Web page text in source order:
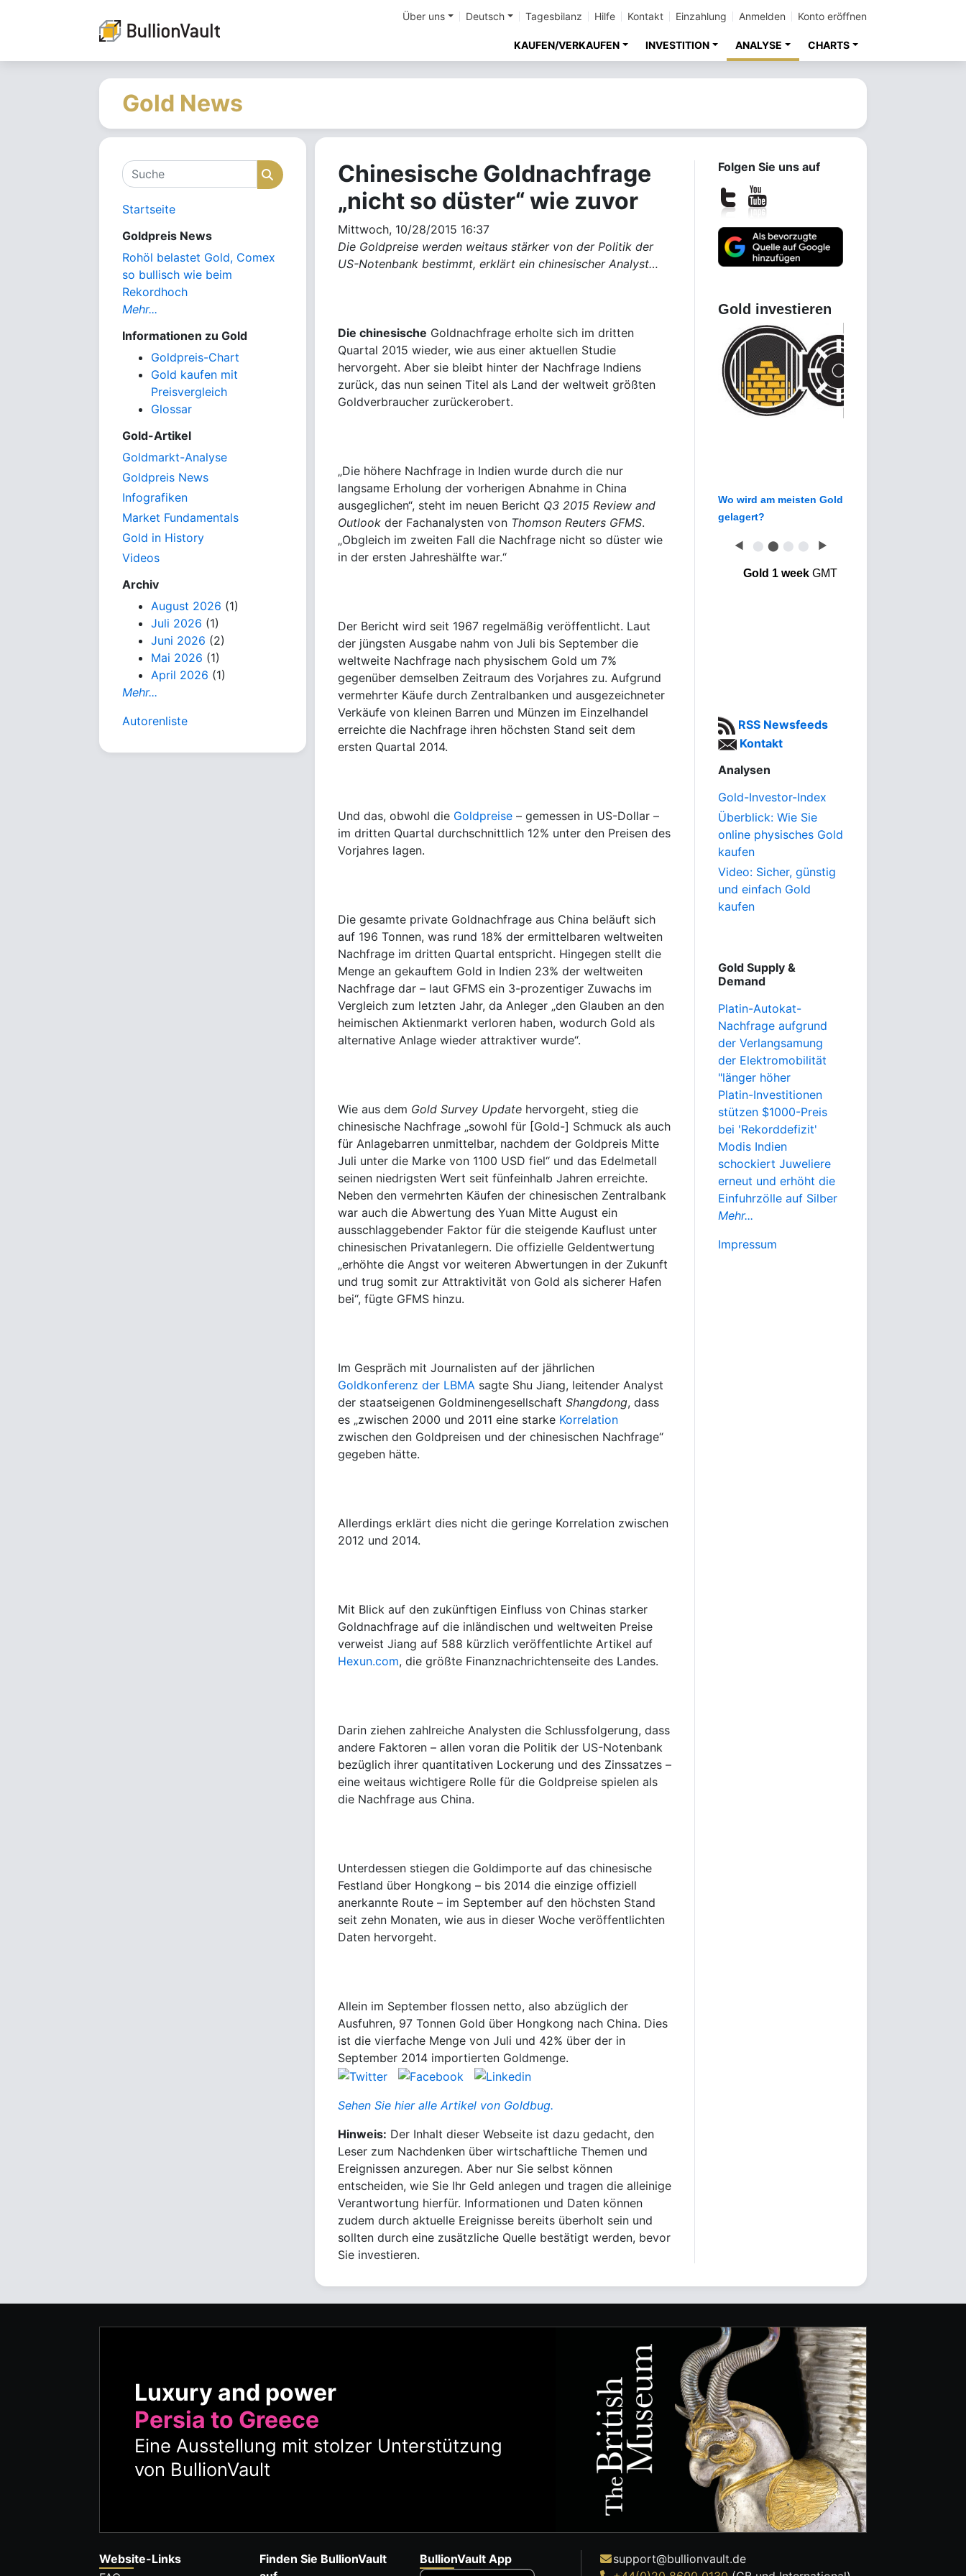
Über uns Deutsch Tagesbilanz Hilfe Kontakt Einzahlung Anmelden Konto eröffnen
KAUFEN/VERKAUFEN INVESTITION ANALYSE CHARTS
Gold News
Suche Suche
Startseite
Goldpreis News
Rohöl belastet Gold, Comex
so bullisch wie beim
Rekordhoch
Mehr...
Informationen zu Gold
Goldpreis-Chart
Gold kaufen mit
Preisvergleich
Glossar
Gold-Artikel
Goldmarkt-Analyse
Goldpreis News
Infografiken
Market Fundamentals
Gold in History
Videos
Archiv
August 2026 (1)
Juli 2026 (1)
Juni 2026 (2)
Mai 2026 (1)
April 2026 (1)
Mehr...
Autorenliste
Chinesische Goldnachfrage
„nicht so düster“ wie zuvor
Mittwoch, 10/28/2015 16:37
Die Goldpreise werden weitaus stärker von der Politik der
US-Notenbank bestimmt, erklärt ein chinesischer Analyst…
Die chinesische Goldnachfrage erholte sich im dritten
Quartal 2015 wieder, wie aus einer aktuellen Studie
hervorgeht. Aber sie bleibt hinter der Nachfrage Indiens
zurück, das nun seinen Titel als Land der weltweit größten
Goldverbraucher zurückerobert.
„Die höhere Nachfrage in Indien wurde durch die nur
langsame Erholung der vorherigen Abnahme in China
ausgeglichen“, steht im neuen Bericht Q3 2015 Review and
Outlook der Fachanalysten von Thomson Reuters GFMS.
„Obgleich im zweiten Fall die Nachfrage nicht so düster wie
in der ersten Jahreshälfte war.“
Der Bericht wird seit 1967 regelmäßig veröffentlicht. Laut
der jüngsten Ausgabe nahm von Juli bis September die
weltweite Nachfrage nach physischem Gold um 7%
gegenüber demselben Zeitraum des Vorjahres zu. Aufgrund
vermehrter Käufe durch Zentralbanken und ausgezeichneter
Verkäufe von kleinen Barren und Münzen im Einzelhandel
erreichte die Nachfrage ihren höchsten Stand seit dem
ersten Quartal 2014.
Und das, obwohl die Goldpreise – gemessen in US-Dollar –
im dritten Quartal durchschnittlich 12% unter den Preisen des
Vorjahres lagen.
Die gesamte private Goldnachfrage aus China beläuft sich
auf 196 Tonnen, was rund 18% der ermittelbaren weltweiten
Nachfrage im dritten Quartal entspricht. Hingegen stellt die
Menge an gekauftem Gold in Indien 23% der weltweiten
Nachfrage dar – laut GFMS ein 3-prozentiger Zuwachs im
Vergleich zum letzten Jahr, da Anleger „den Glauben an den
heimischen Aktienmarkt verloren haben, wodurch Gold als
alternative Anlage wieder attraktiver wurde“.
Wie aus dem Gold Survey Update hervorgeht, stieg die
chinesische Nachfrage „sowohl für [Gold-] Schmuck als auch
für Anlagebarren unmittelbar, nachdem der Goldpreis Mitte
Juli unter die Marke von 1100 USD fiel“ und das Edelmetall
seinen niedrigsten Wert seit fünfeinhalb Jahren erreichte.
Neben den vermehrten Käufen der chinesischen Zentralbank
war auch die Abwertung des Yuan Mitte August ein
ausschlaggebender Faktor für die steigende Kauflust unter
chinesischen Privatanlegern. Die offizielle Geldentwertung
„erhöhte die Angst vor weiteren Abwertungen in der Zukunft
und trug somit zur Attraktivität von Gold als sicherer Hafen
bei“, fügte GFMS hinzu.
Im Gespräch mit Journalisten auf der jährlichen
Goldkonferenz der LBMA sagte Shu Jiang, leitender Analyst
der staatseigenen Goldminengesellschaft Shangdong, dass
es „zwischen 2000 und 2011 eine starke Korrelation
zwischen den Goldpreisen und der chinesischen Nachfrage“
gegeben hätte.
Allerdings erklärt dies nicht die geringe Korrelation zwischen
2012 und 2014.
Mit Blick auf den zukünftigen Einfluss von Chinas starker
Goldnachfrage auf die inländischen und weltweiten Preise
verweist Jiang auf 588 kürzlich veröffentlichte Artikel auf
Hexun.com, die größte Finanznachrichtenseite des Landes.
Darin ziehen zahlreiche Analysten die Schlussfolgerung, dass
andere Faktoren – allen voran die Politik der US-Notenbank
bezüglich ihrer quantitativen Lockerung und des Zinssatzes –
eine weitaus wichtigere Rolle für die Goldpreise spielen als
die Nachfrage aus China.
Unterdessen stiegen die Goldimporte auf das chinesische
Festland über Hongkong – bis 2014 die einzige offiziell
anerkannte Route – im September auf den höchsten Stand
seit zehn Monaten, wie aus in dieser Woche veröffentlichten
Daten hervorgeht.
Allein im September flossen netto, also abzüglich der
Ausfuhren, 97 Tonnen Gold über Hongkong nach China. Dies
ist die vierfache Menge von Juli und 42% über der in
September 2014 importierten Goldmenge.
Sehen Sie hier alle Artikel von Goldbug.
Hinweis: Der Inhalt dieser Webseite ist dazu gedacht, den
Leser zum Nachdenken über wirtschaftliche Themen und
Ereignissen anzuregen. Aber nur Sie selbst können
entscheiden, wie Sie Ihr Geld anlegen und tragen die alleinige
Verantwortung hierfür. Informationen und Daten können
zudem durch aktuelle Ereignisse bereits überholt sein und
sollten durch eine zusätzliche Quelle bestätigt werden, bevor
Sie investieren.
Folgen Sie uns auf
Gold investieren
Wo wird am meisten Gold
gelagert?
◀ ⬤ ⬤ ⬤ ⬤ ▶
Gold 1 weekGMT
RSS Newsfeeds
Kontakt
Analysen
Gold-Investor-Index
Überblick: Wie Sie
online physisches Gold
kaufen
Video: Sicher, günstig
und einfach Gold
kaufen
Gold Supply &
Demand
Platin-Autokat-
Nachfrage aufgrund
der Verlangsamung
der Elektromobilität
"länger höher
Platin-Investitionen
stützen $1000-Preis
bei 'Rekorddefizit'
Modis Indien
schockiert Juweliere
erneut und erhöht die
Einfuhrzölle auf Silber
Mehr...
Impressum
Luxury and power
Persia to Greece
Eine Ausstellung mit stolzer Unterstützung
von BullionVault
Website-Links
Finden Sie BullionVault
BullionVault App
support@bullionvault.de